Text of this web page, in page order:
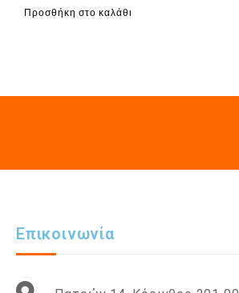
Προσθήκη στο καλάθι
Επικοινωνία